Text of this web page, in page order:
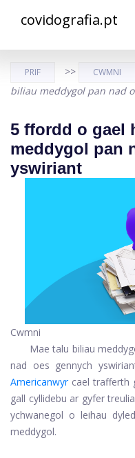
covidografia.pt
PRIF >> CWMNI
biliau meddygol pan nad
5 ffordd o gael
meddygol pan
yswiriant
Cwmni
Mae talu biliau
nad oes gennych
Americanwyr cael trafferth
gall cyllidebu ar gyfer
ychwanegol o leihau
meddygol.